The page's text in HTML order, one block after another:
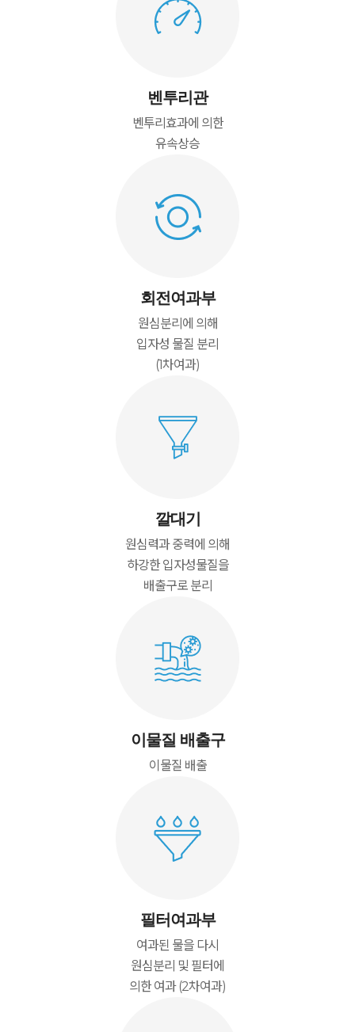
벤투리관
벤투리효과에 의한
유속상승
회전여과부
원심분리에 의해
입자성 물질 분리
(1차여과)
깔대기
원심력과 중력에 의해
하강한 입자성물질을
배출구로 분리
이물질 배출구
이물질 배출
필터여과부
여과된 물을 다시
원심분리 및 필터에
의한 여과 (2차여과)